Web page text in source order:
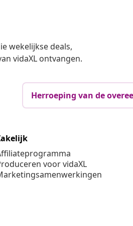
wekelijkse deals,
vidaXL ontvangen.
Herroeping van de
voor vidaXL